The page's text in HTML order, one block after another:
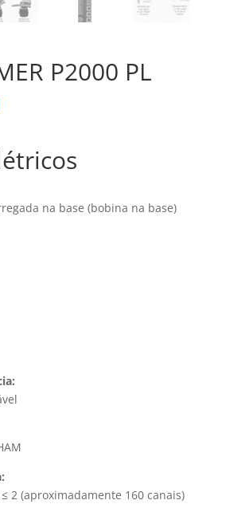
P2000 PL
na base (bobina na base)
≤ 2 (aproximadamente 160 canais)